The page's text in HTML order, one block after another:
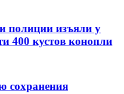
полиции изъяли у
400 кустов конопли
сохранения